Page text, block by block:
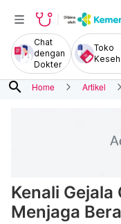
Chat
dengan
Dokter
Toko
search Home Artikel
Kenali Gejala
Menjaga